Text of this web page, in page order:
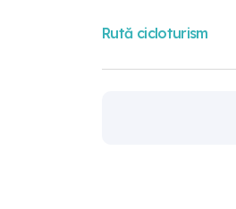
Rută cicloturism